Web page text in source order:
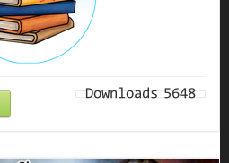
5648
Downloads